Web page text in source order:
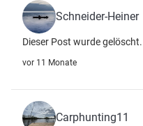
Schneider-Heiner
Dieser Post wurde gelöscht.
vor 11 Monate
Carphunting11